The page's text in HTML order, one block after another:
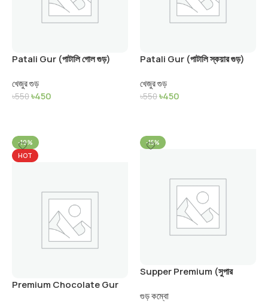
Patali Gur (পাটালি গোল গুড়)
খেজুর গুড়
৳550৳450
Patali Gur (পাটালি স্কয়ার গুড়)
খেজুর গুড়
৳550৳450
-19%
HOT
Premium Chocolate Gur
-15%
Supper Premium (সুপার
গুড় কম্বো